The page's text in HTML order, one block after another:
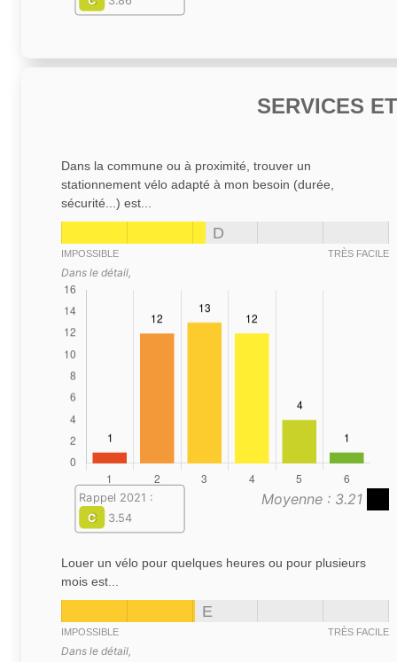
SERVICES
Dans la commune ou à proximité, trouver un
stationnement vélo adapté à mon besoin (durée,
sécurité...) est...
D
IMPOSSIBLE TRÈS FACILE
Dans le détail,
Moyenne : 3.21
Rappel 2021 :
C
3.54
Louer un vélo pour quelques heures ou pour plusieurs
mois est...
E
IMPOSSIBLE TRÈS FACILE
Dans le détail,